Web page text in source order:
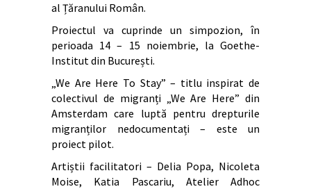
al Țăranului Român.
Proiectul va cuprinde un simpozion, în
perioada 14 – 15 noiembrie, la Goethe-
Institut din București.
„We Are Here To Stay” – titlu inspirat de
colectivul de migranți „We Are Here” din
Amsterdam care luptă pentru drepturile
migranților nedocumentați – este un
proiect pilot.
Artiștii facilitatori – Delia Popa, Nicoleta
Moise, Katia Pascariu, Atelier Adhoc